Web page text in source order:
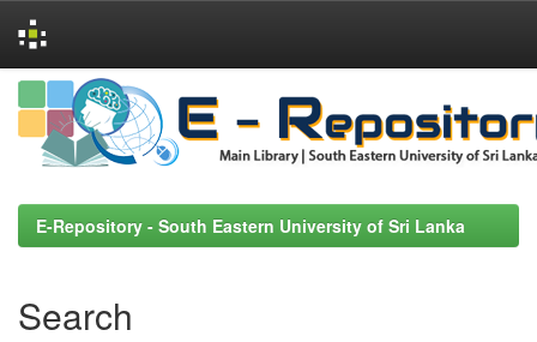
Skip
navigation
E-Repository - South Eastern University of Sri Lanka
Search